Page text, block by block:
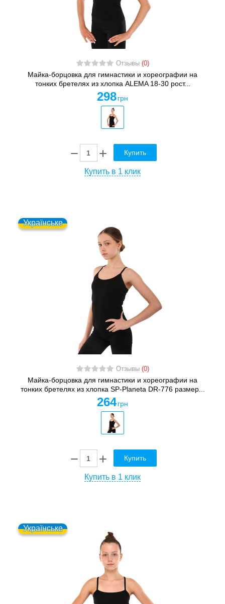
Отзывы (0)
Майка-борцовка для гимнастики и хореографии на
тонких бретелях из хлопка ALEMA 18-30 рост...
298 грн
Купить
Купить в 1 клик
Українське
Отзывы (0)
Майка-борцовка для гимнастики и хореографии на
тонких бретелях из хлопка SP-Planeta DR-776 размер...
264 грн
Купить
Купить в 1 клик
Українське